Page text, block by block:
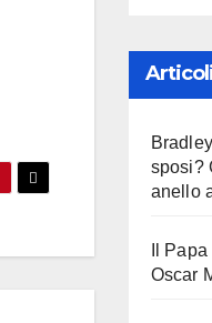
sposi?
anello
Il
Oscar